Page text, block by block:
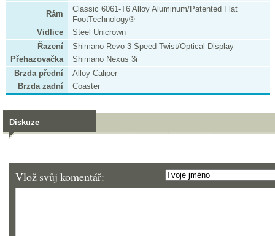
Rám
Classic 6061-T6 Alloy Aluminum/Patented Flat
FootTechnology®
Vidlice
Steel Unicrown
Řazení
Shimano Revo 3-Speed Twist/Optical Display
Přehazovačka
Shimano Nexus 3i
Brzda přední
Alloy Caliper
Brzda zadní
Coaster
Diskuze
Vlož svůj komentář: